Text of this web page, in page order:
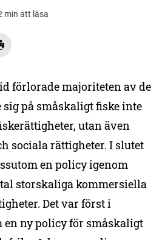
min att läsa
förlorade majoriteten av de
sig på småskaligt fiske inte
utan även
sociala rättigheter. I slutet
en policy igenom
storskaliga kommersiella
Det var först i
en ny policy för småskaligt